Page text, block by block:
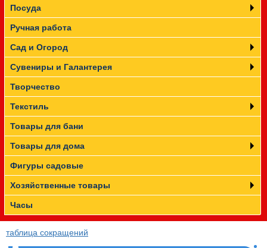
Посуда
Ручная работа
Сад и Огород
Сувениры и Галантерея
Творчество
Текстиль
Товары для бани
Товары для дома
Фигуры садовые
Хозяйственные товары
Часы
таблица сокращений